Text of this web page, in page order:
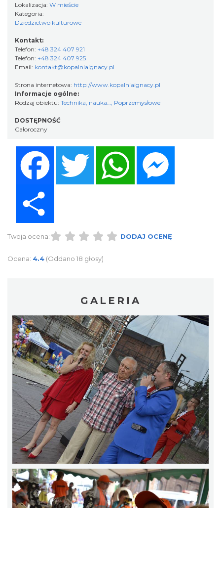
Lokalizacja: W mieście
Kategoria:
Dziedzictwo kulturowe
Kontakt:
Telefon: +48 324 407 921
Telefon: +48 324 407 925
Email: kontakt@kopalniaignacy.pl
Strona internetowa: http://www.kopalniaignacy.pl
Informacje ogólne:
Rodzaj obiektu: Technika, nauka… Poprzemysłowe
DOSTĘPNOŚĆ
Całoroczny
Twitter
Twoja ocena: DODAJ OCENĘ
Ocena: 4.4 (Oddano 18 głosy)
GALERIA